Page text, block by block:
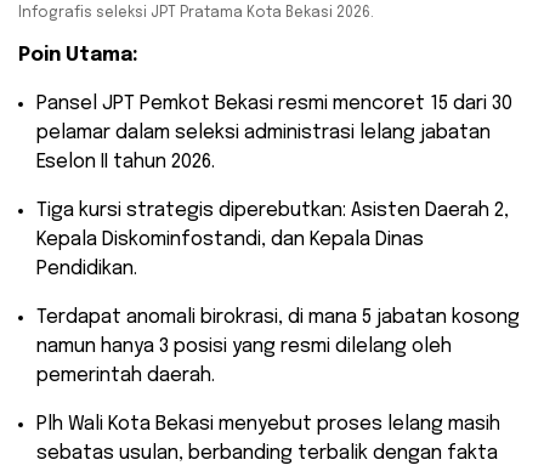
Infografis seleksi JPT Pratama Kota Bekasi 2026.
Poin Utama:
​Pansel JPT Pemkot Bekasi resmi mencoret 15 dari 30
pelamar dalam seleksi administrasi lelang jabatan
Eselon II tahun 2026.
​Tiga kursi strategis diperebutkan: Asisten Daerah 2,
Kepala Diskominfostandi, dan Kepala Dinas
Pendidikan.
​Terdapat anomali birokrasi, di mana 5 jabatan kosong
namun hanya 3 posisi yang resmi dilelang oleh
pemerintah daerah.
​Plh Wali Kota Bekasi menyebut proses lelang masih
sebatas usulan, berbanding terbalik dengan fakta